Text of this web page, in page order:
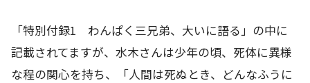
「特別付録1 わんぱく三兄弟、大いに語る」の中に
記載されてますが、水木さんは少年の頃、死体に異様
な程の関心を持ち、「人間は死ぬとき、どんなふうに